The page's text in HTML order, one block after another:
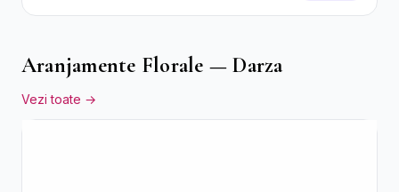
Flori pastel
Aranjamente Florale — Darza
Vezi toate →